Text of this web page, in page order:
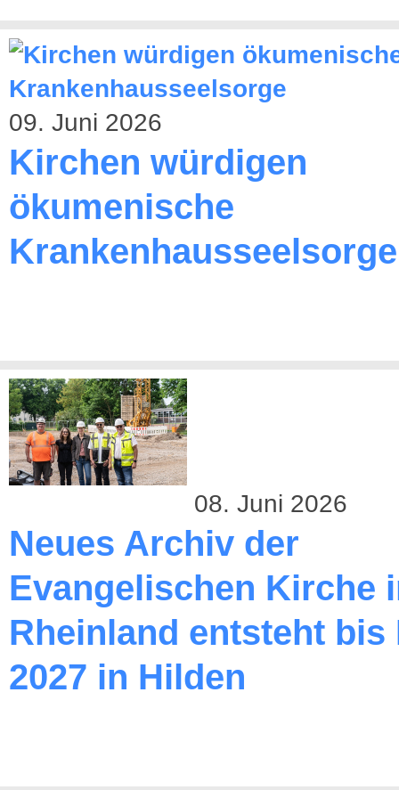
09. Juni 2026
Kirchen würdigen
ökumenische
Krankenhausseelsorge
08. Juni 2026
Neues Archiv der
Evangelischen Kirche
Rheinland entsteht bis
2027 in Hilden